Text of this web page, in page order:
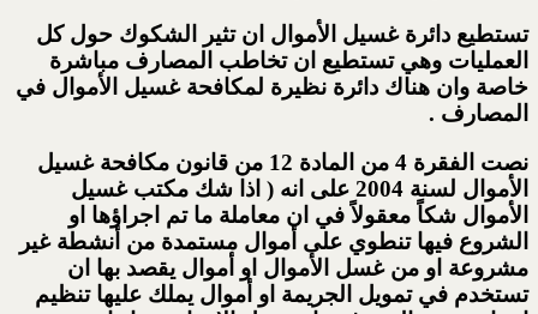
تستطيع دائرة غسيل الأموال ان تثير الشكوك حول كل
العمليات وهي تستطيع ان تخاطب المصارف مباشرة
خاصة وان هناك دائرة نظيرة لمكافحة غسيل الأموال في
المصارف .
نصت الفقرة 4 من المادة 12 من قانون مكافحة غسيل
الأموال لسنة 2004 على انه ( اذا شك مكتب غسيل
الأموال شكاً معقولاً في ان معاملة ما تم اجراؤها او
الشروع فيها تنطوي على أموال مستمدة من أنشطة غير
مشروعة او من غسل الأموال او أموال يقصد بها ان
تستخدم في تمويل الجريمة او أموال يملك عليها تنظيم